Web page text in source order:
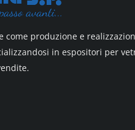
come produzione e
in espositori per